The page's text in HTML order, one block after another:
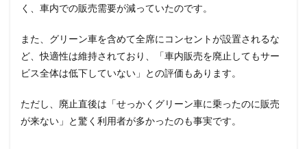
く、車内での販売需要が減っていたのです。
また、グリーン車を含めて全席にコンセントが設置されるな
ど、快適性は維持されており、「車内販売を廃止してもサー
ビス全体は低下していない」との評価もあります。
ただし、廃止直後は「せっかくグリーン車に乗ったのに販売
が来ない」と驚く利用者が多かったのも事実です。